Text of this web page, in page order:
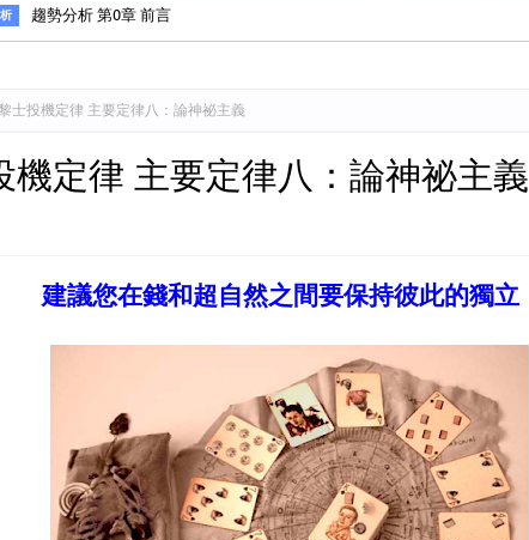
趨勢分析 第0章 前言
士投機定律 主要定律八：論神祕主義
機定律 主要定律八：論神祕主義
建議您在錢和超自然之間要保持彼此的獨立